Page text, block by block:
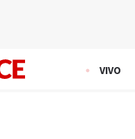
VIVO